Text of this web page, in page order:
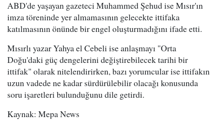
ABD'de yaşayan gazeteci Muhammed Şehud ise Mısır'ın
imza töreninde yer almamasının gelecekte ittifaka
katılmasının önünde bir engel oluşturmadığını ifade etti.
Mısırlı yazar Yahya el Cebeli ise anlaşmayı "Orta
Doğu'daki güç dengelerini değiştirebilecek tarihi bir
ittifak" olarak nitelendirirken, bazı yorumcular ise ittifakın
uzun vadede ne kadar sürdürülebilir olacağı konusunda
soru işaretleri bulunduğunu dile getirdi.
Kaynak: Mepa News